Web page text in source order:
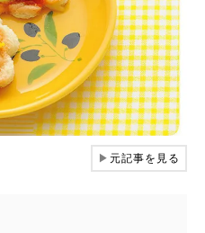
▶元記事を見る